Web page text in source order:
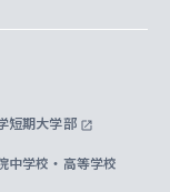
ンセンター
度
ィティ
の撮影について
公表
短期大学部
中学校・高等学校